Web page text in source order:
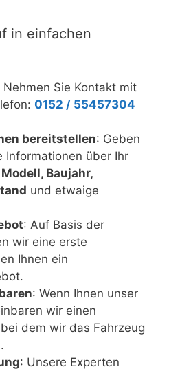
in einfachen
Nehmen Sie Kontakt mit
0152 / 55457304
bereitstellen: Geben
Informationen über Ihr
Baujahr,
und etwaige
: Auf Basis der
wir eine erste
Ihnen ein
: Wenn Ihnen unser
wir einen
dem wir das Fahrzeug
: Unsere Experten